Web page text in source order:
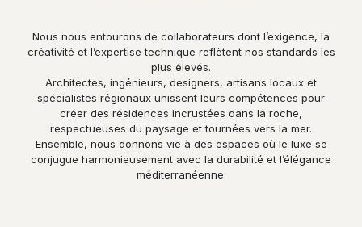
Nous nous entourons de collaborateurs dont l’exigence, la
créativité et l’expertise technique reflètent nos standards les
plus élevés.
Architectes, ingénieurs, designers, artisans locaux et
spécialistes régionaux unissent leurs compétences pour
créer des résidences incrustées dans la roche,
respectueuses du paysage et tournées vers la mer.
Ensemble, nous donnons vie à des espaces où le luxe se
conjugue harmonieusement avec la durabilité et l’élégance
méditerranéenne.